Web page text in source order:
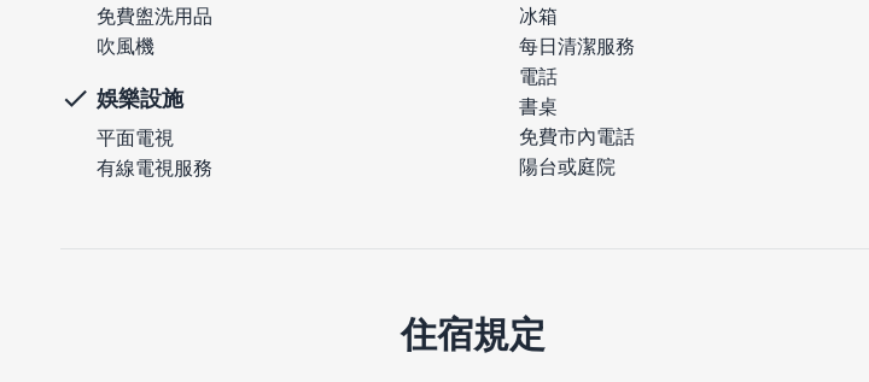
免費盥洗用品
吹風機
娛樂設施
平面電視
有線電視服務
冰箱
每日清潔服務
電話
書桌
免費市內電話
陽台或庭院
住宿規定